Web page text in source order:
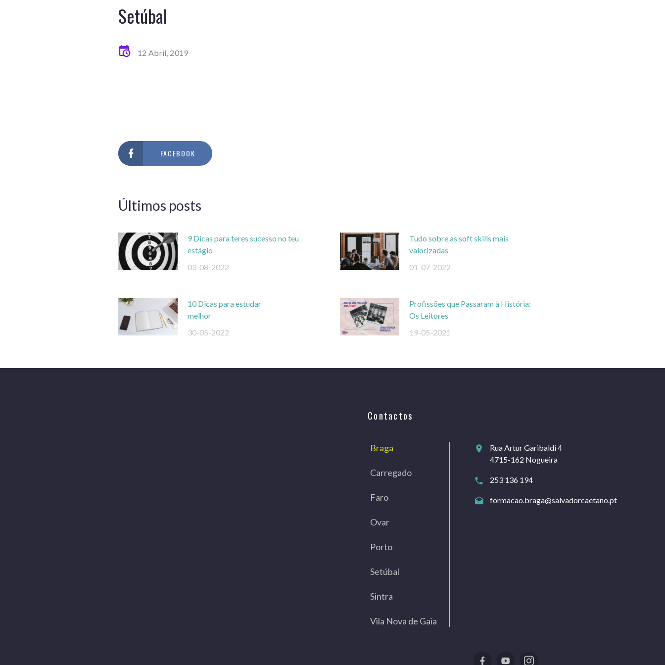
Setúbal
12 Abril, 2019
FACEBOOK
Últimos posts
9 Dicas para teres sucesso no teu
estágio
03-08-2022
Tudo sobre as soft skills mais
valorizadas
01-07-2022
10 Dicas para estudar
melhor
30-05-2022
Profissões que Passaram à História:
Os Leitores
19-05-2021
Contactos
Braga
Carregado
Faro
Ovar
Porto
Setúbal
Sintra
Vila Nova de Gaia
Rua Artur Garibaldi 4
4715-162 Nogueira
253 136 194
formacao.braga@salvadorcaetano.pt